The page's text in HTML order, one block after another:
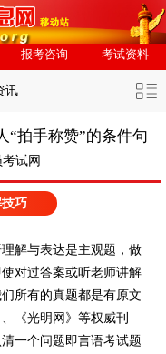
报考咨询 考试资料
讯
“拍手称赞”的条件句
试网
巧
解与表达是主观题，做
对过答案或听老师讲解
所有的真题都是有原文
《光明网》等权威刊
一个问题即言语考试题